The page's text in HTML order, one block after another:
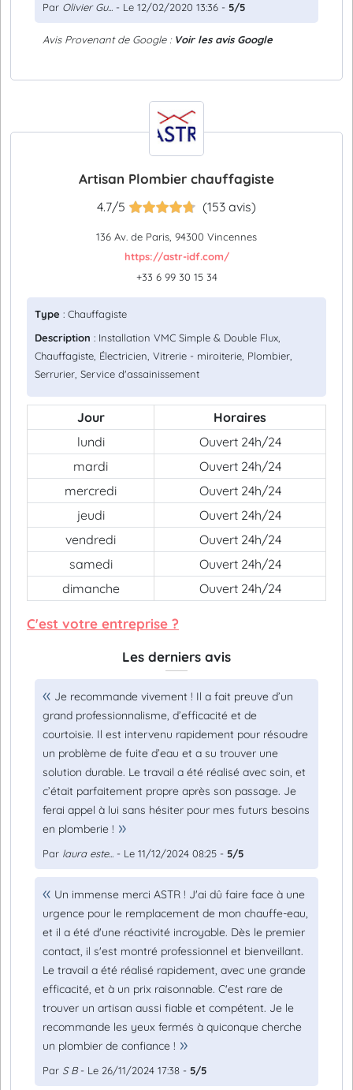
Par Olivier Gu... - Le 12/02/2020 13:36 - 5/5
Avis Provenant de Google : Voir les avis Google
Artisan Plombier chauffagiste
4.7/5 (153 avis)
136 Av. de Paris, 94300 Vincennes
https://astr-idf.com/
+33 6 99 30 15 34
Type : Chauffagiste
Description : Installation VMC Simple & Double Flux,
Chauffagiste, Électricien, Vitrerie - miroiterie, Plombier,
Serrurier, Service d'assainissement
Jour
Horaires
lundi
Ouvert 24h/24
mardi
Ouvert 24h/24
mercredi
Ouvert 24h/24
jeudi
Ouvert 24h/24
vendredi
Ouvert 24h/24
samedi
Ouvert 24h/24
dimanche
Ouvert 24h/24
C'est votre entreprise ?
Les derniers avis
Je recommande vivement ! Il a fait preuve d’un
grand professionnalisme, d’efficacité et de
courtoisie. Il est intervenu rapidement pour résoudre
un problème de fuite d’eau et a su trouver une
solution durable. Le travail a été réalisé avec soin, et
c’était parfaitement propre après son passage. Je
ferai appel à lui sans hésiter pour mes futurs besoins
en plomberie !
Par laura este... - Le 11/12/2024 08:25 - 5/5
Un immense merci ASTR ! J'ai dû faire face à une
urgence pour le remplacement de mon chauffe-eau,
et il a été d'une réactivité incroyable. Dès le premier
contact, il s'est montré professionnel et bienveillant.
Le travail a été réalisé rapidement, avec une grande
efficacité, et à un prix raisonnable. C'est rare de
trouver un artisan aussi fiable et compétent. Je le
recommande les yeux fermés à quiconque cherche
un plombier de confiance !
Par S B- Le 26/11/2024 17:38 - 5/5